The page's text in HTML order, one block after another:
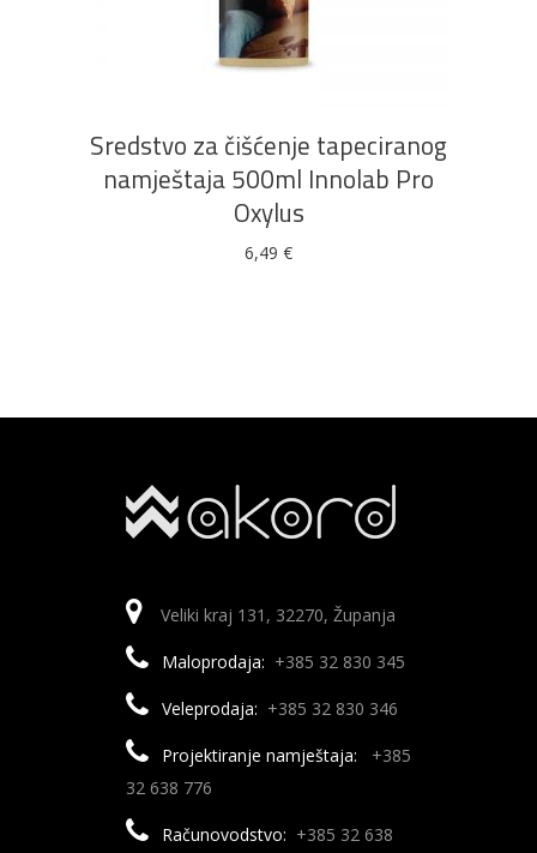
DODAJ U KOŠARICU
Sredstvo za čišćenje tapeciranog
namještaja 500ml Innolab Pro
Oxylus
6,49 €
Veliki kraj 131, 32270, Županja
Maloprodaja: +385 32 830 345
Veleprodaja: +385 32 830 346
Projektiranje namještaja:
+385
32 638 776
Računovodstvo: +385 32 638